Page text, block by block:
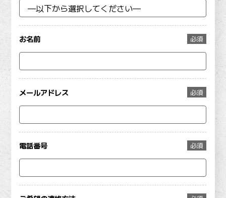
お名前 必須
メールアドレス 必須
電話番号 必須